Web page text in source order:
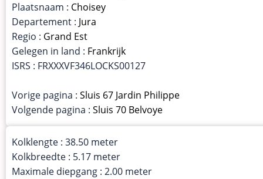
Plaatsnaam : Choisey
Departement : Jura
Regio : Grand Est
Gelegen in land : Frankrijk
ISRS : FRXXXVF346LOCKS00127
Vorige pagina : Sluis 67 Jardin Philippe
Volgende pagina : Sluis 70 Belvoye
Kolklengte : 38.50 meter
Kolkbreedte : 5.17 meter
Maximale diepgang : 2.00 meter